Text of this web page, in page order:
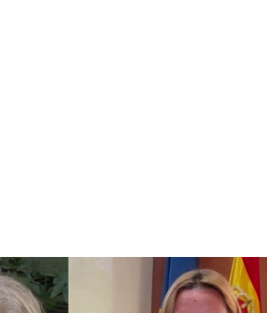
se enfrenta a la alcaldesa de Torrelodones: